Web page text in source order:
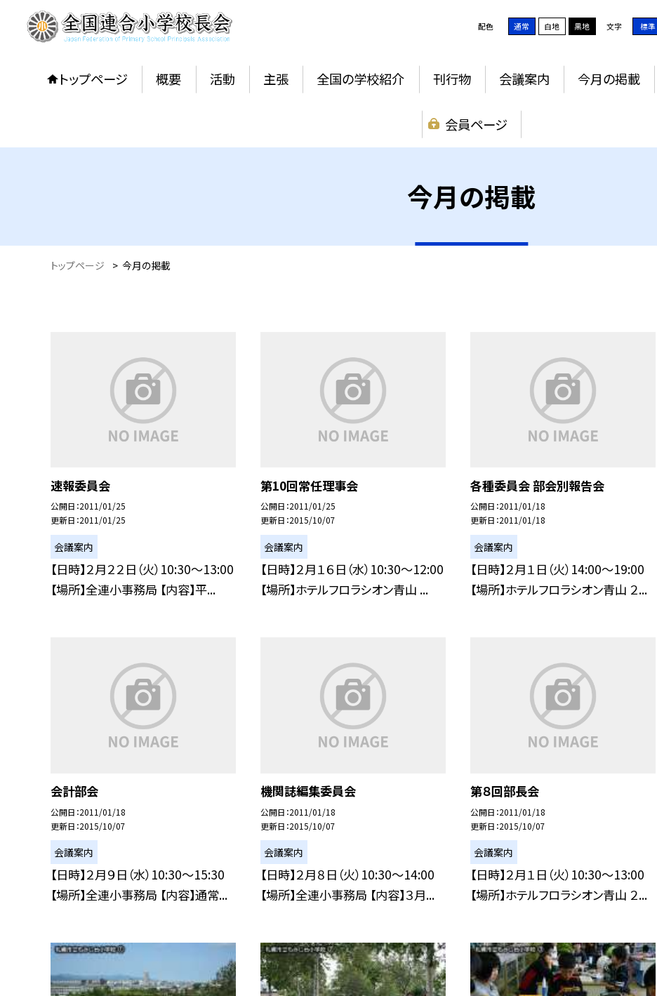
配色 通常 白地 黒地 文字 標準
トップページ 概要 活動 主張 全国の学校紹介 刊行物 会議案内 今月の掲載
会員ページ
今月の掲載
トップページ > 今月の掲載
速報委員会
公開日 2011/01/25
更新日 2011/01/25
会議案内
【日時】２月２２日（火）10:30〜13:00
【場所】全連小事務局 【内容】平...
第10回常任理事会
公開日 2011/01/25
更新日 2015/10/07
会議案内
【日時】２月１６日（水）10:30〜12:00
【場所】ホテルフロラシオン青山 ...
各種委員会 部会別報告会
公開日 2011/01/18
更新日 2011/01/18
会議案内
【日時】２月１日（火）14:00〜19:00
【場所】ホテルフロラシオン青山 ２...
会計部会
公開日 2011/01/18
更新日 2015/10/07
会議案内
【日時】２月９日（水）10:30〜15:30
【場所】全連小事務局 【内容】通常...
機関誌編集委員会
公開日 2011/01/18
更新日 2015/10/07
会議案内
【日時】２月８日（火）10:30〜14:00
【場所】全連小事務局 【内容】３月...
第８回部長会
公開日 2011/01/18
更新日 2015/10/07
会議案内
【日時】２月１日（火）10:30〜13:00
【場所】ホテルフロラシオン青山 ２...